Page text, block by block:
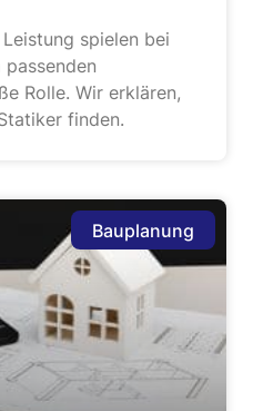
spielen bei
passenden
Rolle. Wir erklären,
finden.
Bauplanung